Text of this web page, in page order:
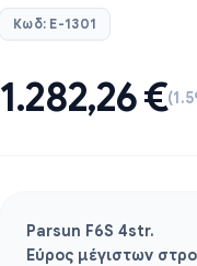
Κωδ: E-1301
1.282,26€
Parsun F6S 4str.
Εύρος μέγιστων